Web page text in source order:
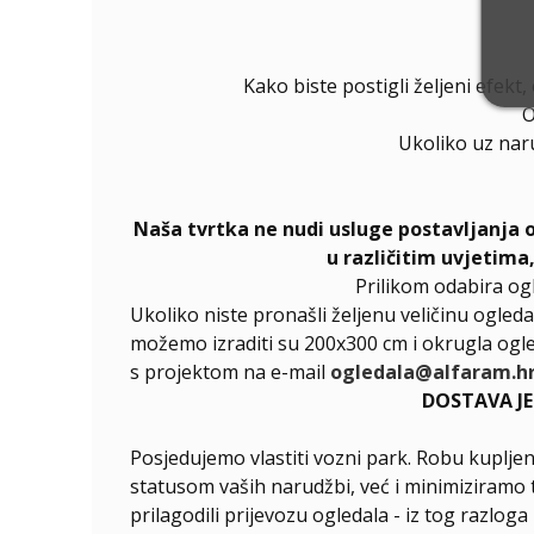
Kako biste postigli željeni
Ukoliko uz
Naša tvrtka ne nudi usluge postavljanja
u različitim
Prilikom odabira
Ukoliko niste pronašli željenu veličinu
možemo izraditi su 200x300 cm i okrugla
s projektom na e-mail
DOSTAVA
Posjedujemo vlastiti vozni park. Robu
statusom vaših narudžbi, već i
prilagodili prijevozu ogledala - iz tog